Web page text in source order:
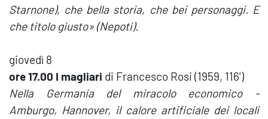
Starnone), che bella storia, che bei personaggi. E
che titolo giusto» (Nepoti).
giovedì 8
ore 17.00 I magliari di Francesco Rosi (1959, 116')
Nella Germania del miracolo economico -
Amburgo, Hannover, il calore artificiale dei locali